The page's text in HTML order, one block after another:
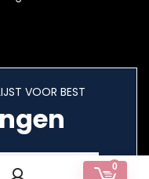
0
VOOR BEST